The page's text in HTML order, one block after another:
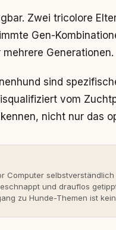
Zwei tricolore
Gen-
Generationen.
sind
vom
nicht nur das
Computer
und drauflos
zu Hunde-Themen ist
und bewusst gute